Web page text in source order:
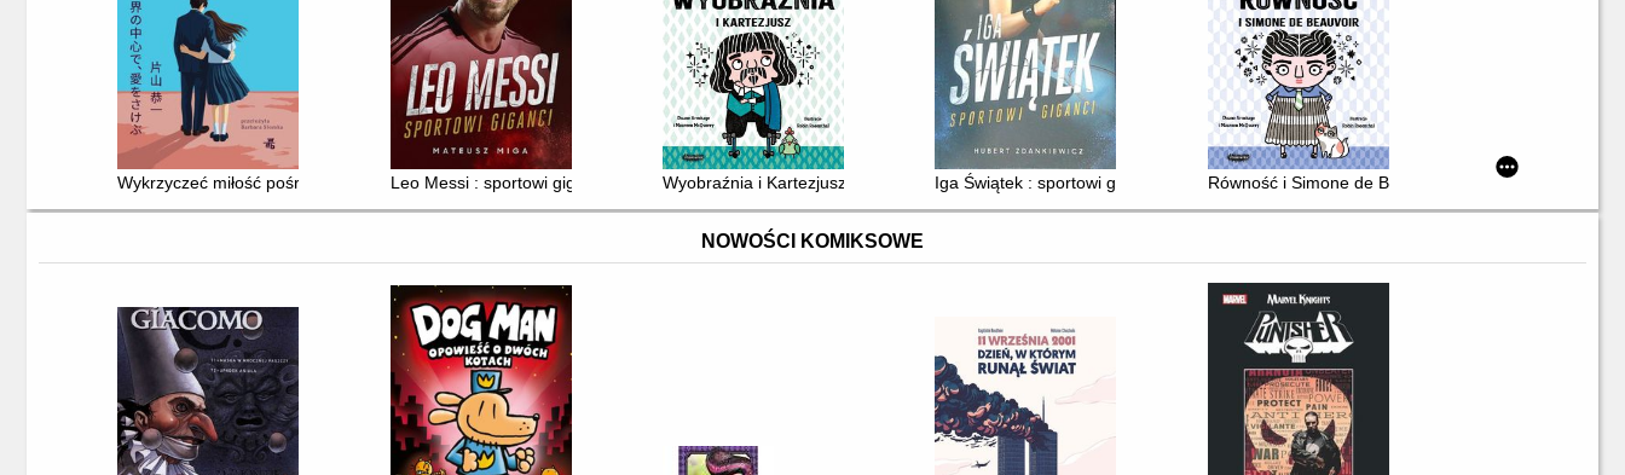
Wykrzyczeć miłość pośrodku świata Leo Messi : sportowi giganci Wyobraźnia i Kartezjusz Iga Świątek : sportowi giganci Równość i Simone de Beauvoir
NOWOŚCI KOMIKSOWE